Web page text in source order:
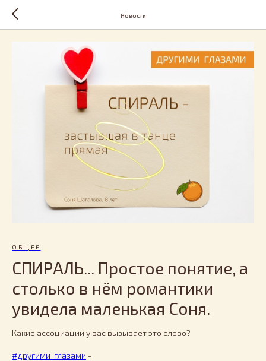
Новости
ОБЩЕЕ
СПИРАЛЬ... Простое понятие, а
столько в нём романтики
увидела маленькая Соня.
Какие ассоциации у вас вызывает это слово?
#другими_глазами -